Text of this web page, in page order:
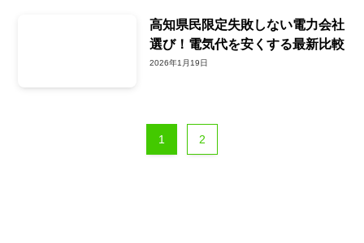
高知県民限定失敗しない電力会社
選び！電気代を安くする最新比較
2026年1月19日
1 2